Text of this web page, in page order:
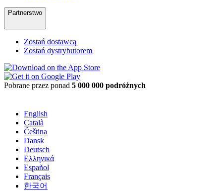
Partnerstwo
Zostań dostawcą
Zostań dystrybutorem
Pobrane przez ponad 5 000 000 podróżnych
English
Català
Čeština
Dansk
Deutsch
Ελληνικά
Español
Français
한국어